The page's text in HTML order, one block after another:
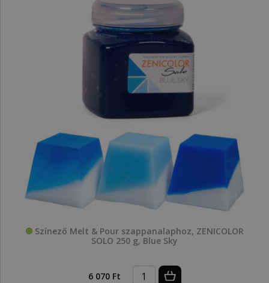
Színező Melt & Pour szappanalaphoz, ZENICOLOR
SOLO 250 g, Blue Sky
6 070 Ft